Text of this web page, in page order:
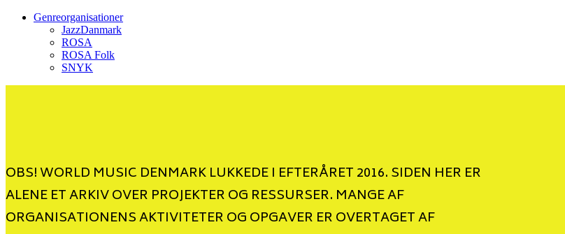
Genreorganisationer
JazzDanmark
ROSA
ROSA Folk
SNYK
OBS! WORLD MUSIC DENMARK LUKKEDE I EFTERÅRET 2016. SIDEN HER ER
ALENE ET ARKIV OVER PROJEKTER OG RESSURSER. MANGE AF
ORGANISATIONENS AKTIVITETER OG OPGAVER ER OVERTAGET AF